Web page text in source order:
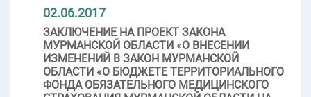
02.06.2017
ЗАКЛЮЧЕНИЕ НА ПРОЕКТ ЗАКОНА
МУРМАНСКОЙ ОБЛАСТИ «О ВНЕСЕНИИ
ИЗМЕНЕНИЙ В ЗАКОН МУРМАНСКОЙ
ОБЛАСТИ «О БЮДЖЕТЕ ТЕРРИТОРИАЛЬНОГО
ФОНДА ОБЯЗАТЕЛЬНОГО МЕДИЦИНСКОГО